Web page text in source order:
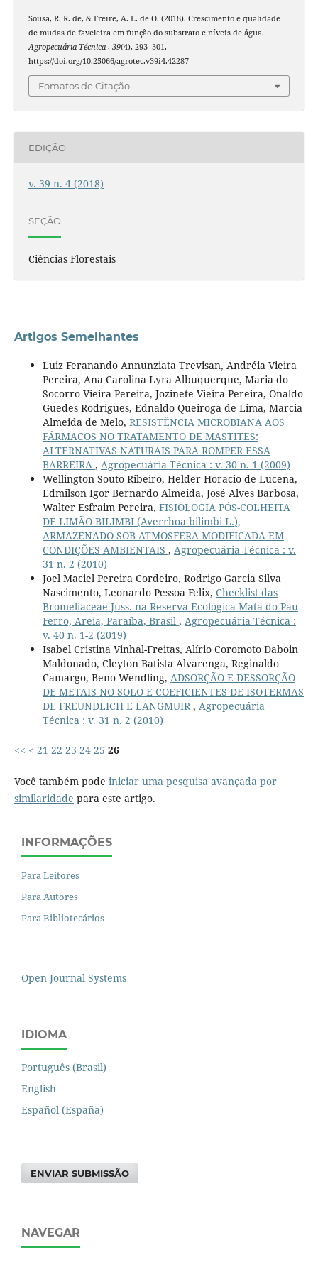
Sousa, R. R. de, & Freire, A. L. de O. (2018). Crescimento e qualidade
de mudas de faveleira em função do substrato e níveis de água.
Agropecuária Técnica , 39(4), 293–301.
https://doi.org/10.25066/agrotec.v39i4.42287
Fomatos de Citação
EDIÇÃO
v. 39 n. 4 (2018)
SEÇÃO
Ciências Florestais
Artigos Semelhantes
Luiz Feranando Annunziata Trevisan, Andréia Vieira
Pereira, Ana Carolina Lyra Albuquerque, Maria do
Socorro Vieira Pereira, Jozinete Vieira Pereira, Onaldo
Guedes Rodrigues, Ednaldo Queiroga de Lima, Marcia
Almeida de Melo, RESISTÊNCIA MICROBIANA AOS
FÁRMACOS NO TRATAMENTO DE MASTITES:
ALTERNATIVAS NATURAIS PARA ROMPER ESSA
BARREIRA , Agropecuária Técnica : v. 30 n. 1 (2009)
Wellington Souto Ribeiro, Helder Horacio de Lucena,
Edmilson Igor Bernardo Almeida, José Alves Barbosa,
Walter Esfraim Pereira, FISIOLOGIA PÓS-COLHEITA
DE LIMÃO BILIMBI (Averrhoa bilimbi L.),
ARMAZENADO SOB ATMOSFERA MODIFICADA EM
CONDIÇÕES AMBIENTAIS , Agropecuária Técnica : v.
31 n. 2 (2010)
Joel Maciel Pereira Cordeiro, Rodrigo Garcia Silva
Nascimento, Leonardo Pessoa Felix, Checklist das
Bromeliaceae Juss. na Reserva Ecológica Mata do Pau
Ferro, Areia, Paraíba, Brasil , Agropecuária Técnica :
v. 40 n. 1-2 (2019)
Isabel Cristina Vinhal-Freitas, Alírio Coromoto Daboin
Maldonado, Cleyton Batista Alvarenga, Reginaldo
Camargo, Beno Wendling, ADSORÇÃO E DESSORÇÃO
DE METAIS NO SOLO E COEFICIENTES DE ISOTERMAS
DE FREUNDLICH E LANGMUIR, Agropecuária
Técnica : v. 31 n. 2 (2010)
<< < 21 22 23 24 25 26
Você também pode iniciar uma pesquisa avançada por
similaridade para este artigo.
INFORMAÇÕES
Para Leitores
Para Autores
Para Bibliotecários
Open Journal Systems
IDIOMA
Português (Brasil)
English
Español (España)
ENVIAR SUBMISSÃO
NAVEGAR